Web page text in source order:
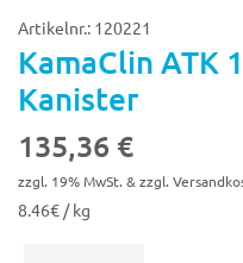
Artikelnr.: 120221
KamaClin ATK
Kanister
135,36 €
zzgl. 19% MwSt. & zzgl.
8.46€ / kg